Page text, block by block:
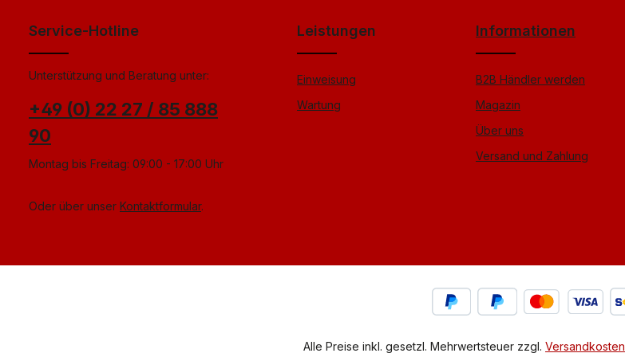
Service-Hotline
Unterstützung und Beratung unter:
+49 (0) 22 27 / 85 888
90
Montag bis Freitag: 09:00 - 17:00 Uhr
Oder über unser Kontaktformular.
Leistungen
Einweisung
Wartung
Informationen
B2B Händler werden
Magazin
Über uns
Versand und Zahlung
Alle Preise inkl. gesetzl. Mehrwertsteuer zzgl. Versandkosten